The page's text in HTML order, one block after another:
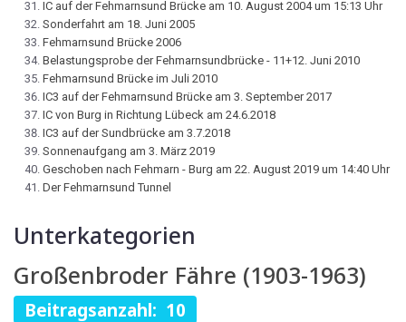
IC auf der Fehmarnsund Brücke am 10. August 2004 um 15:13 Uhr
Sonderfahrt am 18. Juni 2005
Fehmarnsund Brücke 2006
Belastungsprobe der Fehmarnsundbrücke - 11+12. Juni 2010
Fehmarnsund Brücke im Juli 2010
IC3 auf der Fehmarnsund Brücke am 3. September 2017
IC von Burg in Richtung Lübeck am 24.6.2018
IC3 auf der Sundbrücke am 3.7.2018
Sonnenaufgang am 3. März 2019
Geschoben nach Fehmarn - Burg am 22. August 2019 um 14:40 Uhr
Der Fehmarnsund Tunnel
Unterkategorien
Großenbroder Fähre (1903-1963)
Beitragsanzahl: 10